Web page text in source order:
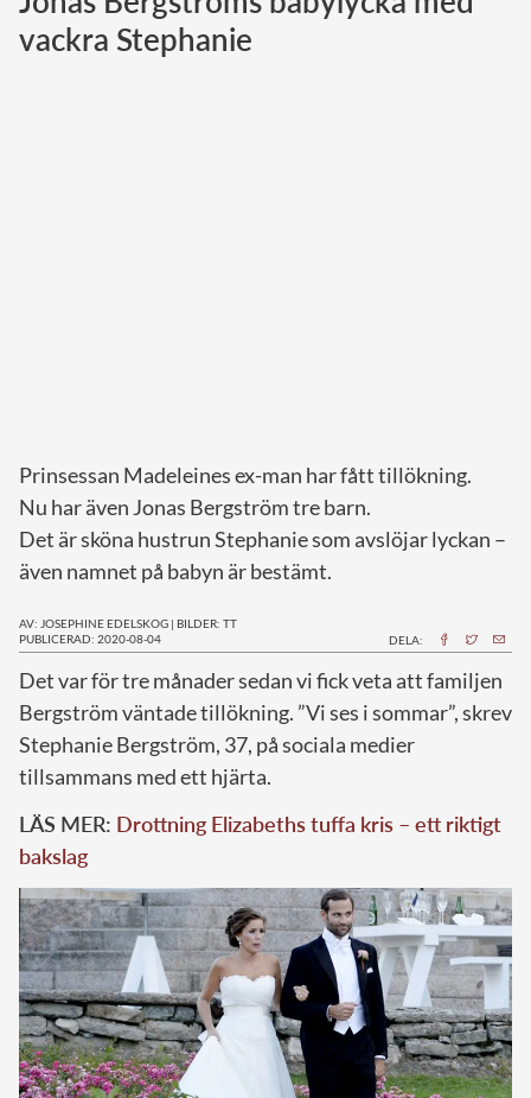
Norska kungahuset
vackra Stephanie
Prinsessan Madeleines ex-man har fått tillökning.
Nu har även Jonas Bergström tre barn.
Det är sköna hustrun Stephanie som avslöjar lyckan –
även namnet på babyn är bestämt.
AV: JOSEPHINE EDELSKOG | BILDER: TT
PUBLICERAD: 2020-08-04
DELA:
Det var för tre månader sedan vi fick veta att familjen
Bergström väntade tillökning. ”Vi ses i sommar”, skrev
Stephanie Bergström, 37, på sociala medier
tillsammans med ett hjärta.
LÄS MER: Drottning Elizabeths tuffa kris – ett riktigt
bakslag